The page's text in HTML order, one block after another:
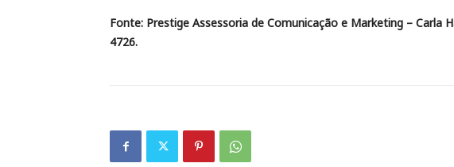
Fonte: Prestige Assessoria de Comunicação e Marketing – Carla
4726.